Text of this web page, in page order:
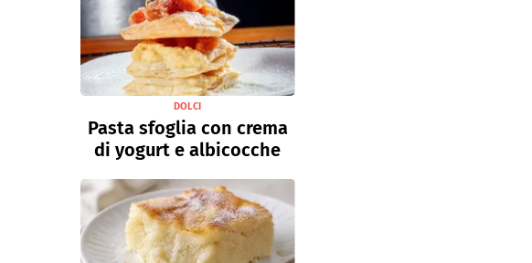
DOLCI
Pasta sfoglia con crema
di yogurt e albicocche